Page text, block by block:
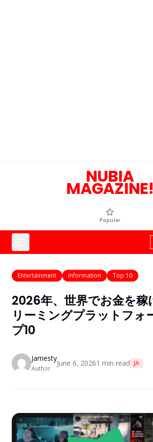
NUBIA
MAGAZINE!
Popular
Entertainment Information Top 10
2026年、世界でお金を稼
リーミングプラットフォ
プ10
Jamesty
Author
June 6, 20261 min read JA